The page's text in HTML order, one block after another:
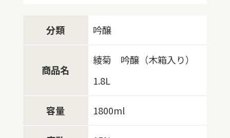
分類 吟醸
商品名
綾菊 吟醸（木箱入り）
1.8L
容量 1800ml